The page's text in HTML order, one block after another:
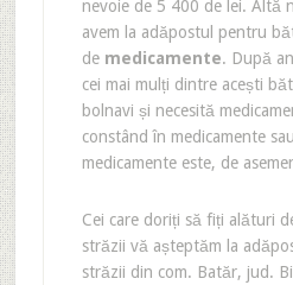
nevoie de 5 400 de lei. Altă
avem la adăpostul pentru
de medicamente. După
cei mai mulți dintre acești
bolnavi și necesită
constând în medicamente
medicamente este, de
Cei care doriți să fiți alături
străzii vă așteptăm la
străzii din com. Batăr, jud.